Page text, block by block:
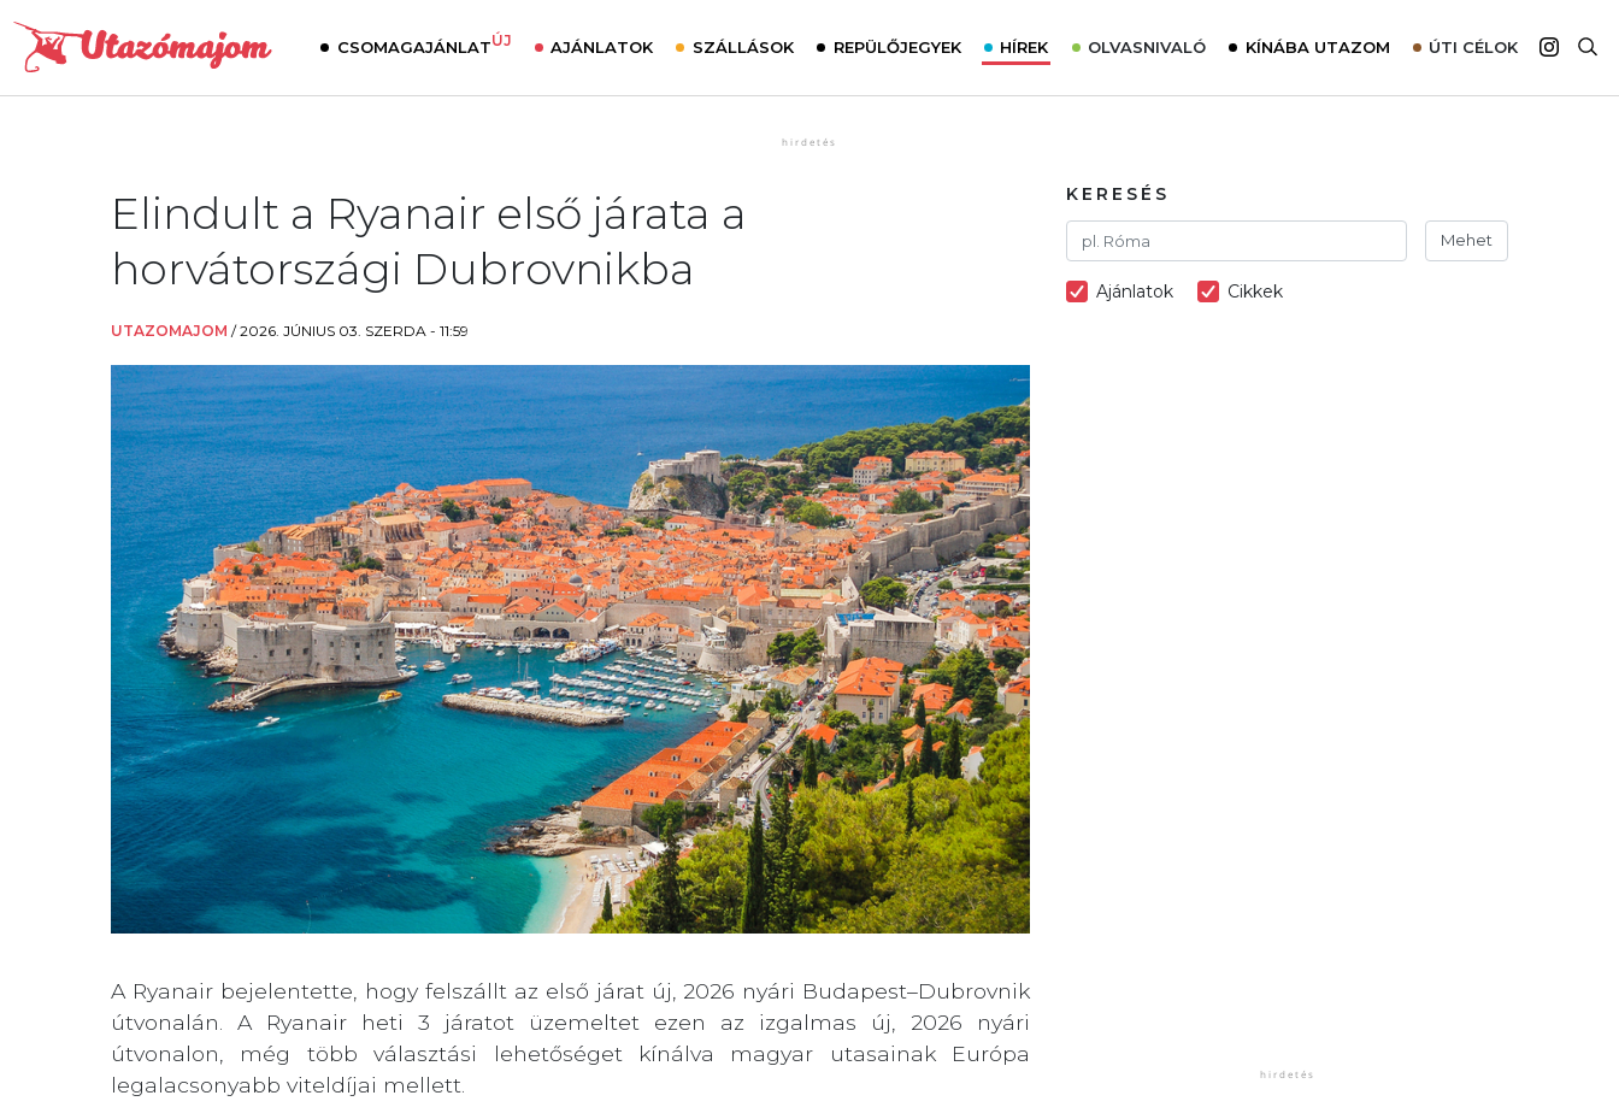
CSOMAGAJÁNLATÚJ AJÁNLATOK SZÁLLÁSOK REPÜLŐJEGYEK HÍREK OLVASNIVALÓ
Interjú
Élménybeszámolók
KÍNÁBA UTAZOM ÚTI CÉLOK
Ausztrália
Elindult a Ryanair első járata a
horvátországi Dubrovnikba
UTAZOMAJOM /2026. JÚNIUS 03. SZERDA - 11:59
A Ryanair bejelentette, hogy felszállt az első járat új, 2026 nyári Budapest–Dubrovnik
útvonalán. A Ryanair heti 3 járatot üzemeltet ezen az izgalmas új, 2026 nyári
útvonalon, még több választási lehetőséget kínálva magyar utasainak Európa
legalacsonyabb viteldíjai mellett.
KERESÉS
Mehet
Ajánlatok Cikkek